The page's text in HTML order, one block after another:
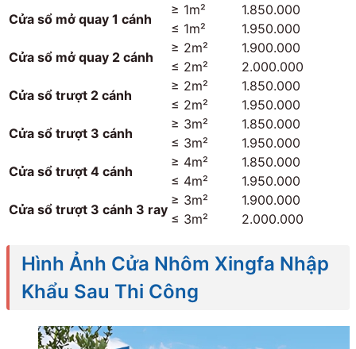
Cửa sổ mở quay 1 cánh
≥ 1m²
1.850.000
≤ 1m²
1.950.000
Cửa sổ mở quay 2 cánh
≥ 2m²
1.900.000
≤ 2m²
2.000.000
Cửa sổ trượt 2 cánh
≥ 2m²
1.850.000
≤ 2m²
1.950.000
Cửa sổ trượt 3 cánh
≥ 3m²
1.850.000
≤ 3m²
1.950.000
Cửa sổ trượt 4 cánh
≥ 4m²
1.850.000
≤ 4m²
1.950.000
Cửa sổ trượt 3 cánh 3 ray
≥ 3m²
1.900.000
≤ 3m²
2.000.000
Hình Ảnh Cửa Nhôm Xingfa Nhập
Khẩu Sau Thi Công